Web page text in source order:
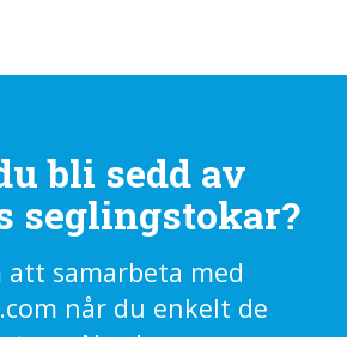
bli sedd av
seglingstokar?
att samarbeta med
når du enkelt de